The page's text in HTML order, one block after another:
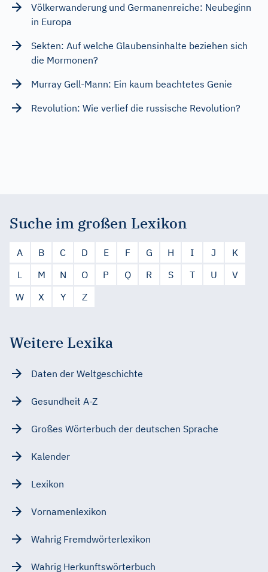
Völkerwanderung und Germanenreiche: Neubeginn
in Europa
Sekten: Auf welche Glaubensinhalte beziehen sich
die Mormonen?
Murray Gell-Mann: Ein kaum beachtetes Genie
Revolution: Wie verlief die russische Revolution?
Suche im großen Lexikon
A B C D E F G H I J
K
L
M N O P Q R S T U
V
W
X Y Z
Weitere Lexika
Daten der Weltgeschichte
Gesundheit A-Z
Großes Wörterbuch der deutschen Sprache
Kalender
Lexikon
Vornamenlexikon
Wahrig Fremdwörterlexikon
Wahrig Herkunftswörterbuch